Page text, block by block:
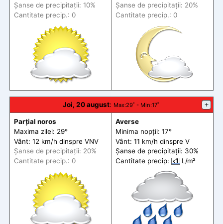
Șanse de precipitații: 10%
Cantitate precip.: 0
Șanse de precipitații: 20%
Cantitate precip.: 0
Joi, 20 august: Max:29˚ - Min:17˚ +
Parțial noros
Maxima zilei: 29°
Vânt: 12 km/h dinspre VNV
Șanse de precipitații: 20%
Cantitate precip.: 0
Averse
Minima nopții: 17°
Vânt: 11 km/h dinspre V
Șanse de precipitații: 30%
Cantitate precip: ‹1 L/m²